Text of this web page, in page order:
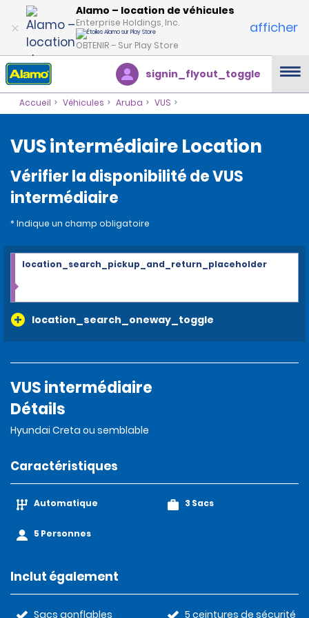
Alamo – location de véhicules
Enterprise Holdings, Inc.
OBTENIR – Sur Play Store
afficher
signin_flyout_toggle
Accueil Véhicules Aruba VUS
VUS intermédiaire Location
Vérifier la disponibilité de VUS
intermédiaire
* Indique un champ obligatoire
location_search_oneway_toggle
location_search_pickup_and_return_placeholder
VUS intermédiaire
Détails
Hyundai Creta ou semblable
Caractéristiques
Automatique
5 Personnes
3 Sacs
Inclut également
Sacs gonflables
5 ceintures de sécurité